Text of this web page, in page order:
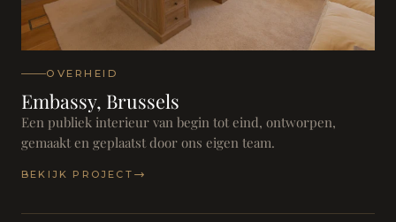
OVERHEID
Embassy, Brussels
Een publiek interieur van begin tot eind, ontworpen,
gemaakt en geplaatst door ons eigen team.
BEKIJK PROJECT